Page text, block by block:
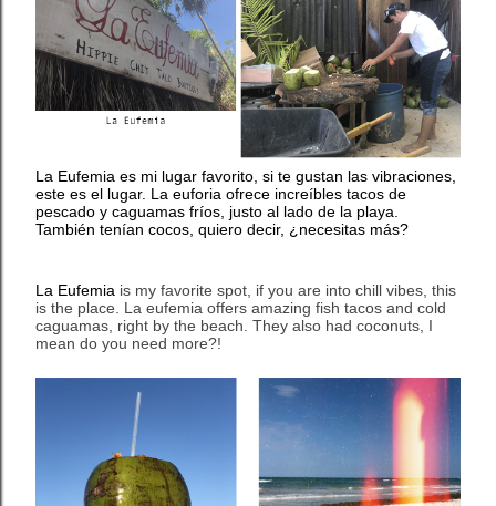
La Eufemia es mi lugar favorito, si te gustan las vibraciones,
este es el lugar. La euforia ofrece increíbles tacos de
pescado y caguamas fríos, justo al lado de la playa.
También tenían cocos, quiero decir, ¿necesitas más?
La Eufemia is my favorite spot, if you are into chill vibes, this
is the place. La eufemia offers amazing fish tacos and cold
caguamas, right by the beach. They also had coconuts, I
mean do you need more?!